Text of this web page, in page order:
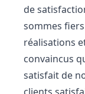
de
sommes
réalisations
convaincus
satisfait de